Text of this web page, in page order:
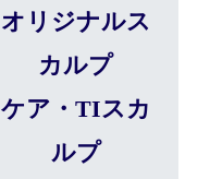
オリジナルス
カルプ
ケア・ TIスカ
ルプ